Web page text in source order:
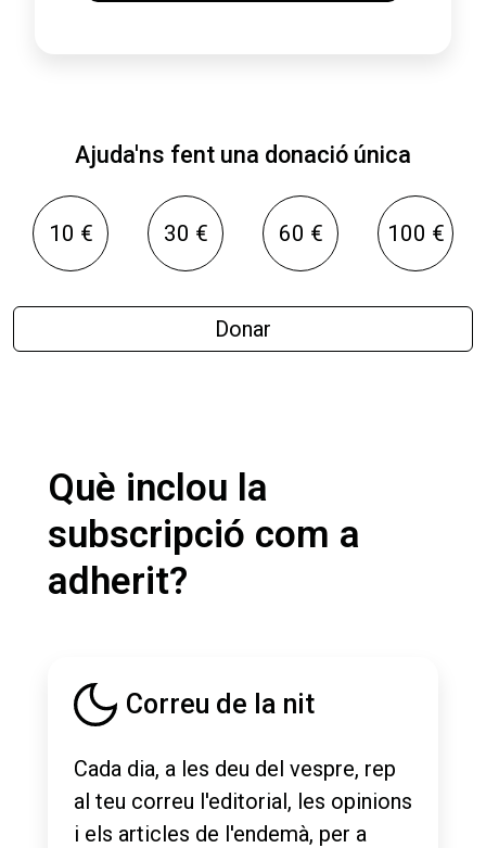
Ajuda'ns fent una donació única
10 € 30 € 60 € 100 €
Donar
Què inclou la
subscripció com a
adherit?
Correu de la nit
Cada dia, a les deu del vespre, rep
al teu correu l'editorial, les opinions
i els articles de l'endemà, per a